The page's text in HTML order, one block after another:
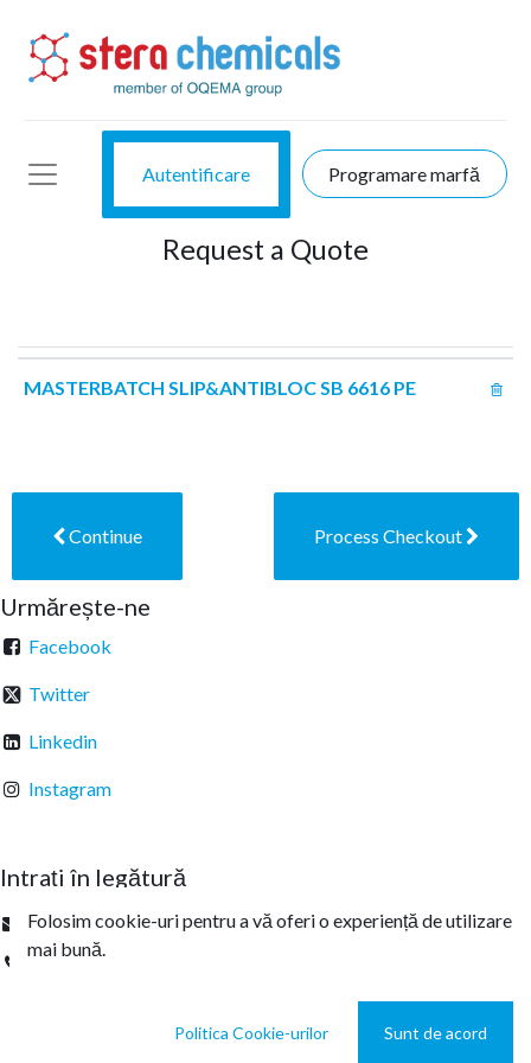
Autentificare Programare marfă
Request a Quote
MASTERBATCH SLIP&ANTIBLOC SB 6616 PE
Continue Process Checkout
Urmărește-ne
Facebook
Twitter
Linkedin
Instagram
Intrați în legătură
office@sterachemicals.ro
+40 21 457 03 22
Folosim cookie-uri pentru a vă oferi o experiență de utilizare
mai bună.
Politica Cookie-urilor Sunt de acord